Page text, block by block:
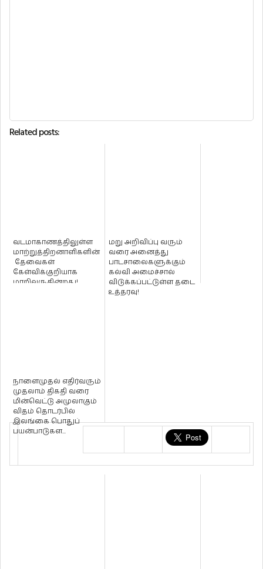
Related posts:
வடமாகாணத்திலுள்ள
மாற்றுத்திறனாளிகளின்
தேவைகள்
கேள்விக்குறியாக
மாறிவருகின்றது!
மறு அறிவிப்பு வரும்
வரை அனைத்து
பாடசாலைகளுக்கும்
கல்வி அமைச்சால்
விடுக்கப்பட்டுள்ள தடை
உத்தரவு!
நாளைமுதல் எதிர்வரும்
முதலாம் திகதி வரை
மின்வெட்டு அமுலாகும்
விதம் தொடர்பில்
இலங்கை பொதுப்
பயன்பாடுகள...